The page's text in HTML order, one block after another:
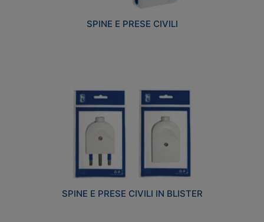
SPINE E PRESE CIVILI
SPINE E PRESE CIVILI IN BLISTER